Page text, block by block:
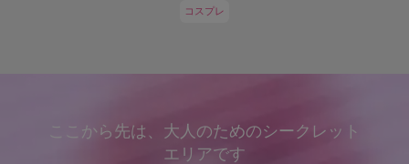
コスプレ
ここから先は、大人のためのシークレット
エリアです